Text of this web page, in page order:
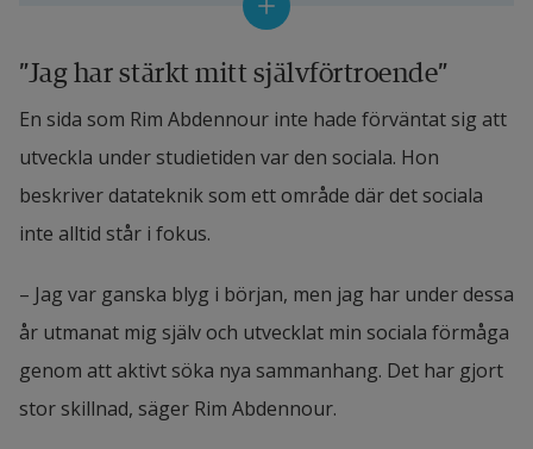
kallade protokoll, för att säkerställa att enheterna
Det inkluderar exempelvis webbsurfning, e-post,
filöverföring, molntjänster, och mediaströmning,
vilka alla bygger på datakommunikation via olika
tekniker, såsom wifi och Bluetooth.
”Jag har stärkt mitt självförtroende”
En sida som Rim Abdennour inte hade förväntat sig att
utveckla under studietiden var den sociala. Hon
beskriver datateknik som ett område där det sociala
inte alltid står i fokus.
– Jag var ganska blyg i början, men jag har under dessa
år utmanat mig själv och utvecklat min sociala förmåga
genom att aktivt söka nya sammanhang. Det har gjort
stor skillnad, säger Rim Abdennour.